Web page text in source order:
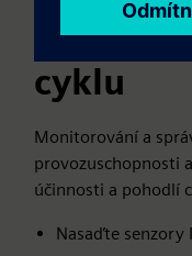
cyklu
Monitorování a
provozuschopnosti
účinnosti a pohodlí
Nasaďte senzory